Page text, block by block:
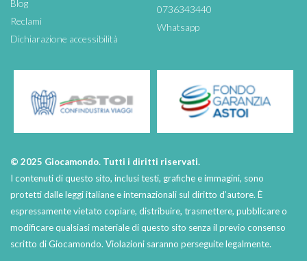
Blog
Reclami
Dichiarazione accessibilità
0736343440
Whatsapp
© 2025 Giocamondo. Tutti i diritti riservati.
I contenuti di questo sito, inclusi testi, grafiche e immagini, sono
protetti dalle leggi italiane e internazionali sul diritto d’autore. È
espressamente vietato copiare, distribuire, trasmettere, pubblicare o
modificare qualsiasi materiale di questo sito senza il previo consenso
scritto di Giocamondo. Violazioni saranno perseguite legalmente.